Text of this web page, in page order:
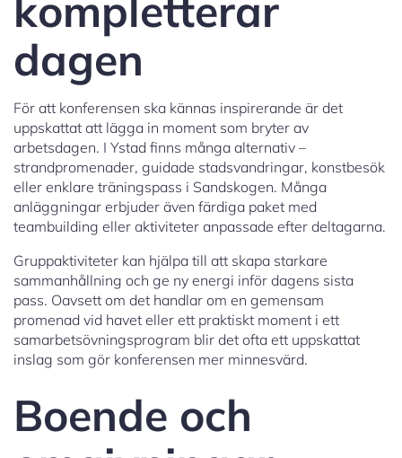
kompletterar
dagen
För att konferensen ska kännas inspirerande är det
uppskattat att lägga in moment som bryter av
arbetsdagen. I Ystad finns många alternativ –
strandpromenader, guidade stadsvandringar, konstbesök
eller enklare träningspass i Sandskogen. Många
anläggningar erbjuder även färdiga paket med
teambuilding eller aktiviteter anpassade efter deltagarna.
Gruppaktiviteter kan hjälpa till att skapa starkare
sammanhållning och ge ny energi inför dagens sista
pass. Oavsett om det handlar om en gemensam
promenad vid havet eller ett praktiskt moment i ett
samarbetsövningsprogram blir det ofta ett uppskattat
inslag som gör konferensen mer minnesvärd.
Boende och